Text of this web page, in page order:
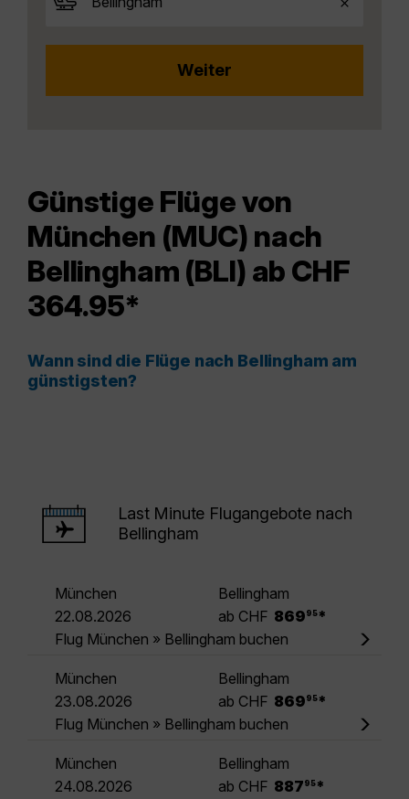
Günstige Flüge von
München (MUC) nach
Bellingham (BLI) ab CHF
364.95*
Wann sind die Flüge nach Bellingham am
günstigsten?
Last Minute Flugangebote nach
Bellingham
München
Bellingham
22.08.2026
ab CHF 869 95 *
Flug München » Bellingham buchen
München
Bellingham
23.08.2026
ab CHF 869 95 *
Flug München » Bellingham buchen
München
Bellingham
24.08.2026
ab CHF 887 95 *